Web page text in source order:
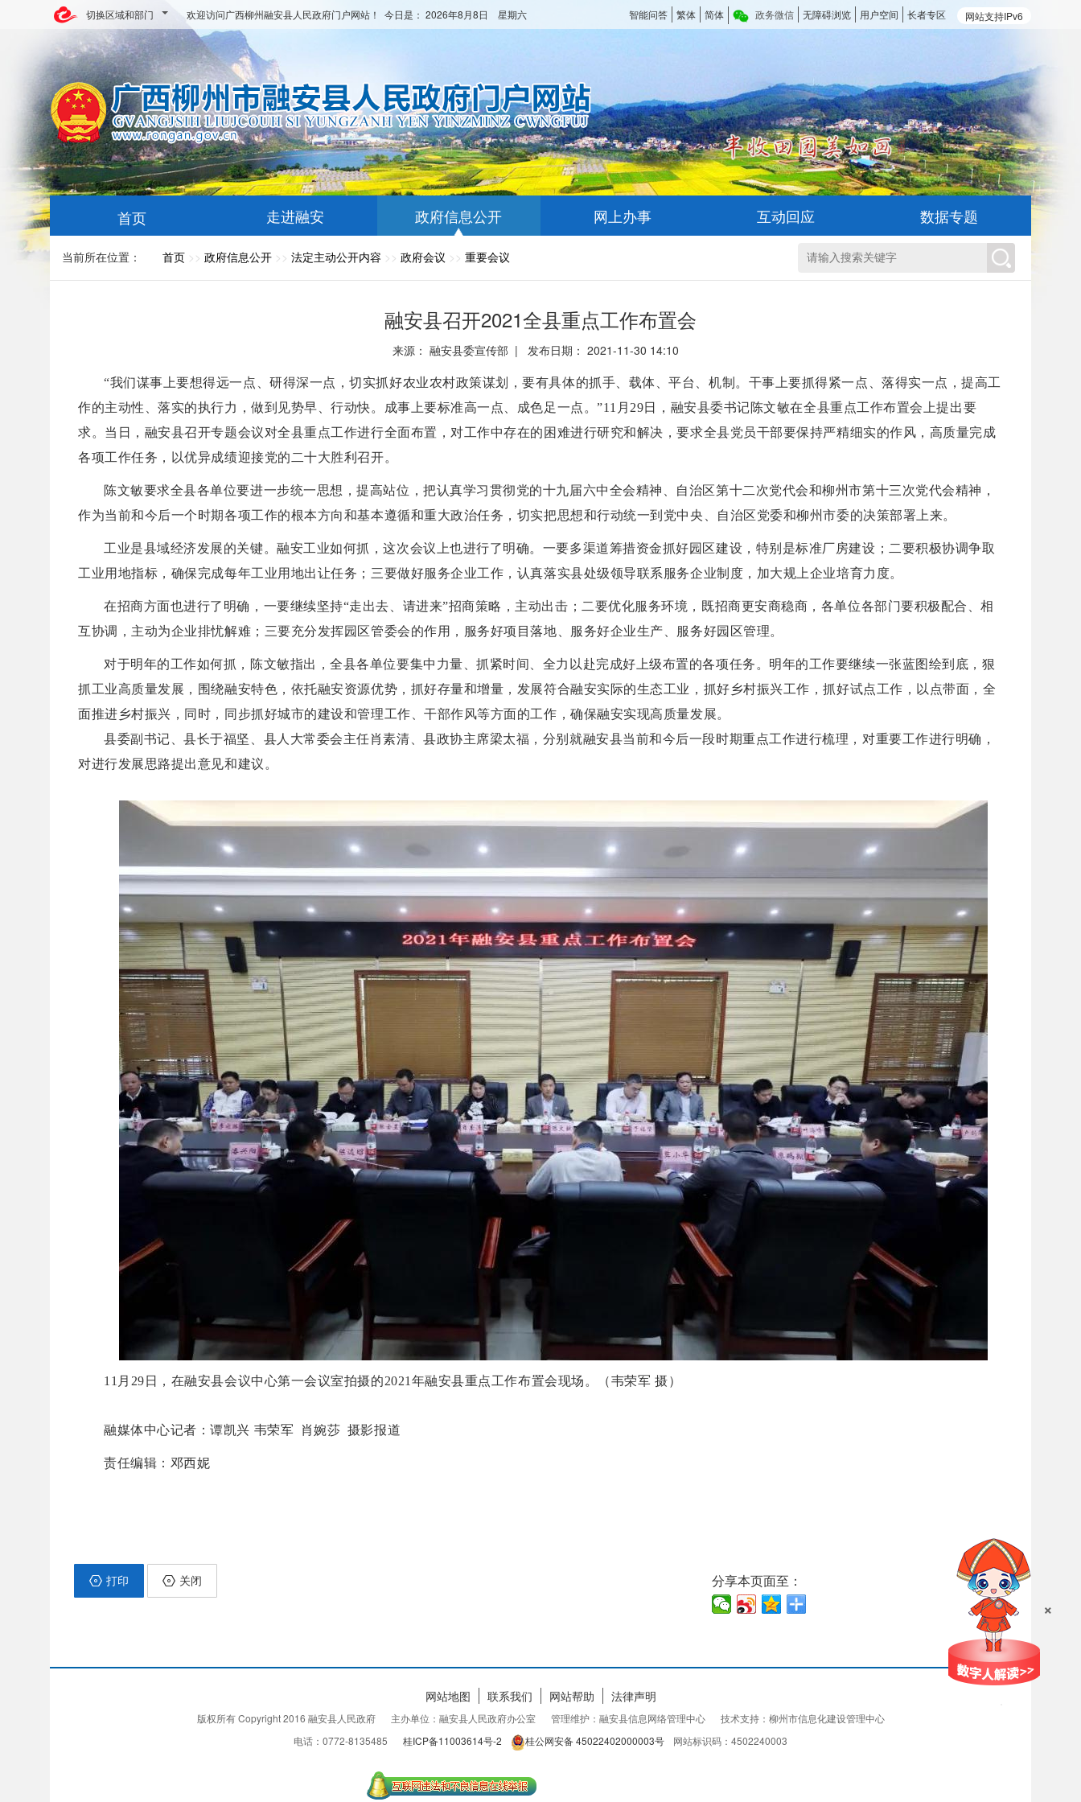
切换区域和部门 网站支持IPv6
智能问答 繁体 简体 政务微信 无障碍浏览 用户空间 长者专区
欢迎访问广西柳州融安县人民政府门户网站！ 今日是： 2026年8月8日 星期六
首页 走进融安 政府信息公开 网上办事 互动回应 数据专题
当前所在位置： 首页 >> 政府信息公开 >> 法定主动公开内容 >> 政府会议 >> 重要会议
融安县召开2021全县重点工作布置会
来源： 融安县委宣传部 | 发布日期： 2021-11-30 14:10
“我们谋事上要想得远一点、研得深一点，切实抓好农业农村政策谋划，要有具体的抓手、载体、平台、机制。干事上要抓得紧一点、落得实一点，提高工
作的主动性、落实的执行力，做到见势早、行动快。成事上要标准高一点、成色足一点。”11月29日，融安县委书记陈文敏在全县重点工作布置会上提出要
求。当日，融安县召开专题会议对全县重点工作进行全面布置，对工作中存在的困难进行研究和解决，要求全县党员干部要保持严精细实的作风，高质量完成
各项工作任务，以优异成绩迎接党的二十大胜利召开。
陈文敏要求全县各单位要进一步统一思想，提高站位，把认真学习贯彻党的十九届六中全会精神、自治区第十二次党代会和柳州市第十三次党代会精神，
作为当前和今后一个时期各项工作的根本方向和基本遵循和重大政治任务，切实把思想和行动统一到党中央、自治区党委和柳州市委的决策部署上来。
工业是县域经济发展的关键。融安工业如何抓，这次会议上也进行了明确。一要多渠道筹措资金抓好园区建设，特别是标准厂房建设；二要积极协调争取
工业用地指标，确保完成每年工业用地出让任务；三要做好服务企业工作，认真落实县处级领导联系服务企业制度，加大规上企业培育力度。
在招商方面也进行了明确，一要继续坚持“走出去、请进来”招商策略，主动出击；二要优化服务环境，既招商更安商稳商，各单位各部门要积极配合、相
互协调，主动为企业排忧解难；三要充分发挥园区管委会的作用，服务好项目落地、服务好企业生产、服务好园区管理。
对于明年的工作如何抓，陈文敏指出，全县各单位要集中力量、抓紧时间、全力以赴完成好上级布置的各项任务。明年的工作要继续一张蓝图绘到底，狠
抓工业高质量发展，围绕融安特色，依托融安资源优势，抓好存量和增量，发展符合融安实际的生态工业，抓好乡村振兴工作，抓好试点工作，以点带面，全
面推进乡村振兴，同时，同步抓好城市的建设和管理工作、干部作风等方面的工作，确保融安实现高质量发展。
县委副书记、县长于福坚、县人大常委会主任肖素清、县政协主席梁太福，分别就融安县当前和今后一段时期重点工作进行梳理，对重要工作进行明确，
对进行发展思路提出意见和建议。
11月29日，在融安县会议中心第一会议室拍摄的2021年融安县重点工作布置会现场。（韦荣军 摄）
融媒体中心记者：谭凯兴 韦荣军 肖婉莎 摄影报道
责任编辑：邓西妮
打印 关闭 分享本页面至：
×
网站地图 联系我们 网站帮助 法律声明
版权所有 Copyright 2016 融安县人民政府 主办单位：融安县人民政府办公室 管理维护：融安县信息网络管理中心
技术支持：柳州市信息化建设管理中心
电话：0772-8135485
桂ICP备11003614号-2 桂公网安备 45022402000003号 网站标识码：4502240003